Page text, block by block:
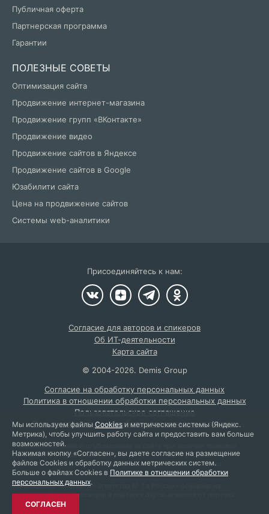
Публичная оферта
Партнерская программа
Гарантии
ПОЛЕЗНЫЕ СОВЕТЫ
Оптимизация сайта
Продвижение интернет-магазина
Продвижение групп «ВКонтакте»
Продвижение видео
Продвижение сайтов в Яндексе
Продвижение сайтов в Google
Юзабилити сайта
Цена на продвижение сайтов
Системы web-аналитики
Присоединяйтесь к нам:
© 2004-2026. Demis Group
Карта сайта
Об ИТ-деятельности
Согласие для авторов и спикеров
Согласие на обработку персональных данных
Политика в отношении обработки персональных данных
Пользовательское соглашение
Отзыв согласия на обработку персональных данных
Персональные данные опубликованы на сайте при наличии правовых
оснований в соответствии с ч. 1 ст. 6 и ст. 10.1 152-ФЗ. Субъектами
установлены запреты на обработку неограниченным кругом лиц
опубликованных персональных данных.
Утверждение «Диджитал-агентство № 1 в России» основано на
занимаемой первой позиции в рейтинге digital-агентств от портала
ratingruneta.ru
Мы используем файлы Cookies и метрические системы (Яндекс.
Метрика), чтобы улучшить работу сайта и предоставить вам больше
возможностей.
Нажимая кнопку «Согласен», вы даете согласие на размещение
файлов Cookies и обработку данных метрических систем.
Больше о файлах Cookies в Политике в отношении обработки
персональных данных.
СОГЛАСЕН